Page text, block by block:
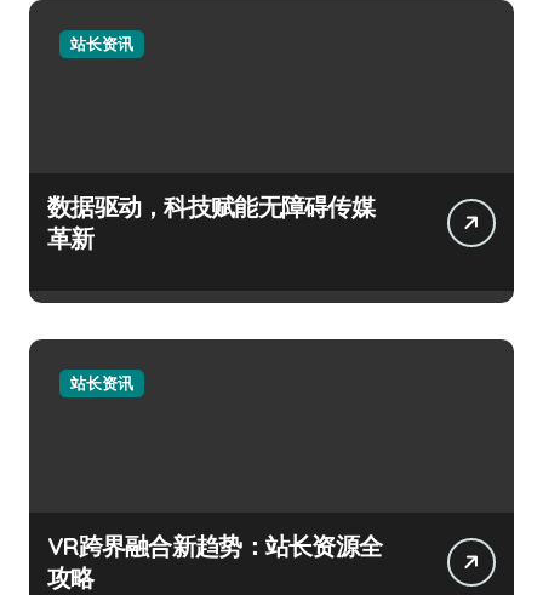
站长资讯
数据驱动，科技赋能无障碍传媒
革新
站长资讯
VR跨界融合新趋势：站长资源全
攻略